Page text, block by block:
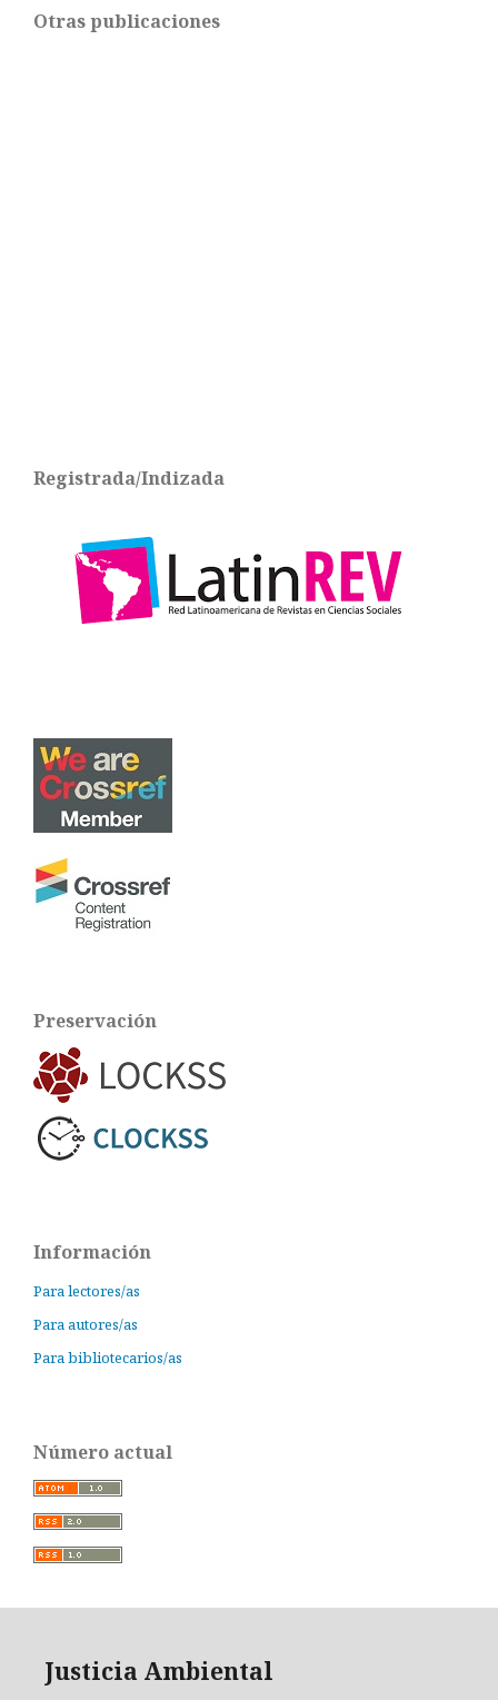
Otras publicaciones
Registrada/Indizada
Preservación
Información
Para lectores/as
Para autores/as
Para bibliotecarios/as
Número actual
Justicia Ambiental